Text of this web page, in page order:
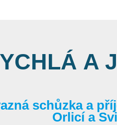
A
schůzka a
Orlicí a